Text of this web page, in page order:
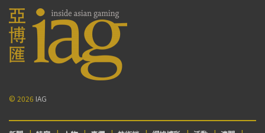
© 2026 IAG